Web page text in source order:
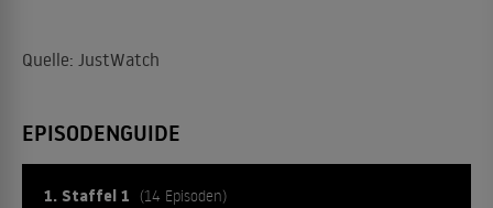
Quelle: JustWatch
EPISODENGUIDE
1. Staffel 1 (14 Episoden)